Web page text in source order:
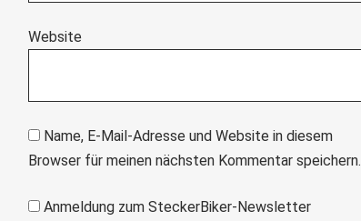
Website
Name, E-Mail-Adresse und Website in diesem
Browser für meinen nächsten Kommentar speichern.
Anmeldung zum SteckerBiker-Newsletter